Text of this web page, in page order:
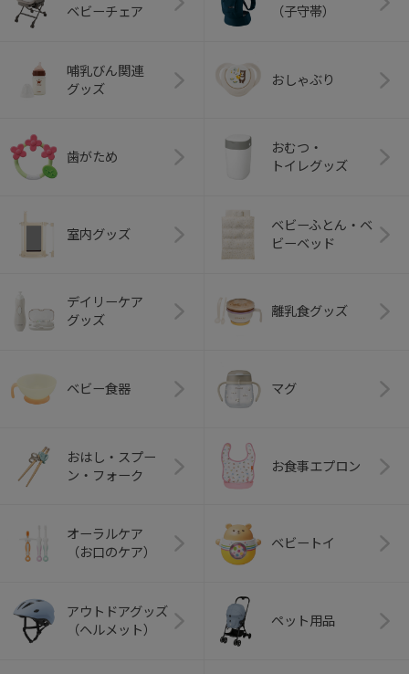
ベビーチェア
（子守帯）
哺乳びん関連
グッズ
おしゃぶり
歯がため
おむつ・
トイレグッズ
室内グッズ
ベビーふとん・ベ
ビーベッド
デイリーケア
グッズ
離乳食グッズ
ベビー食器 マグ
おはし・スプー
ン・フォーク
お食事エプロン
オーラルケア
（お口のケア）
ベビートイ
アウトドアグッズ
（ヘルメット）
ペット用品